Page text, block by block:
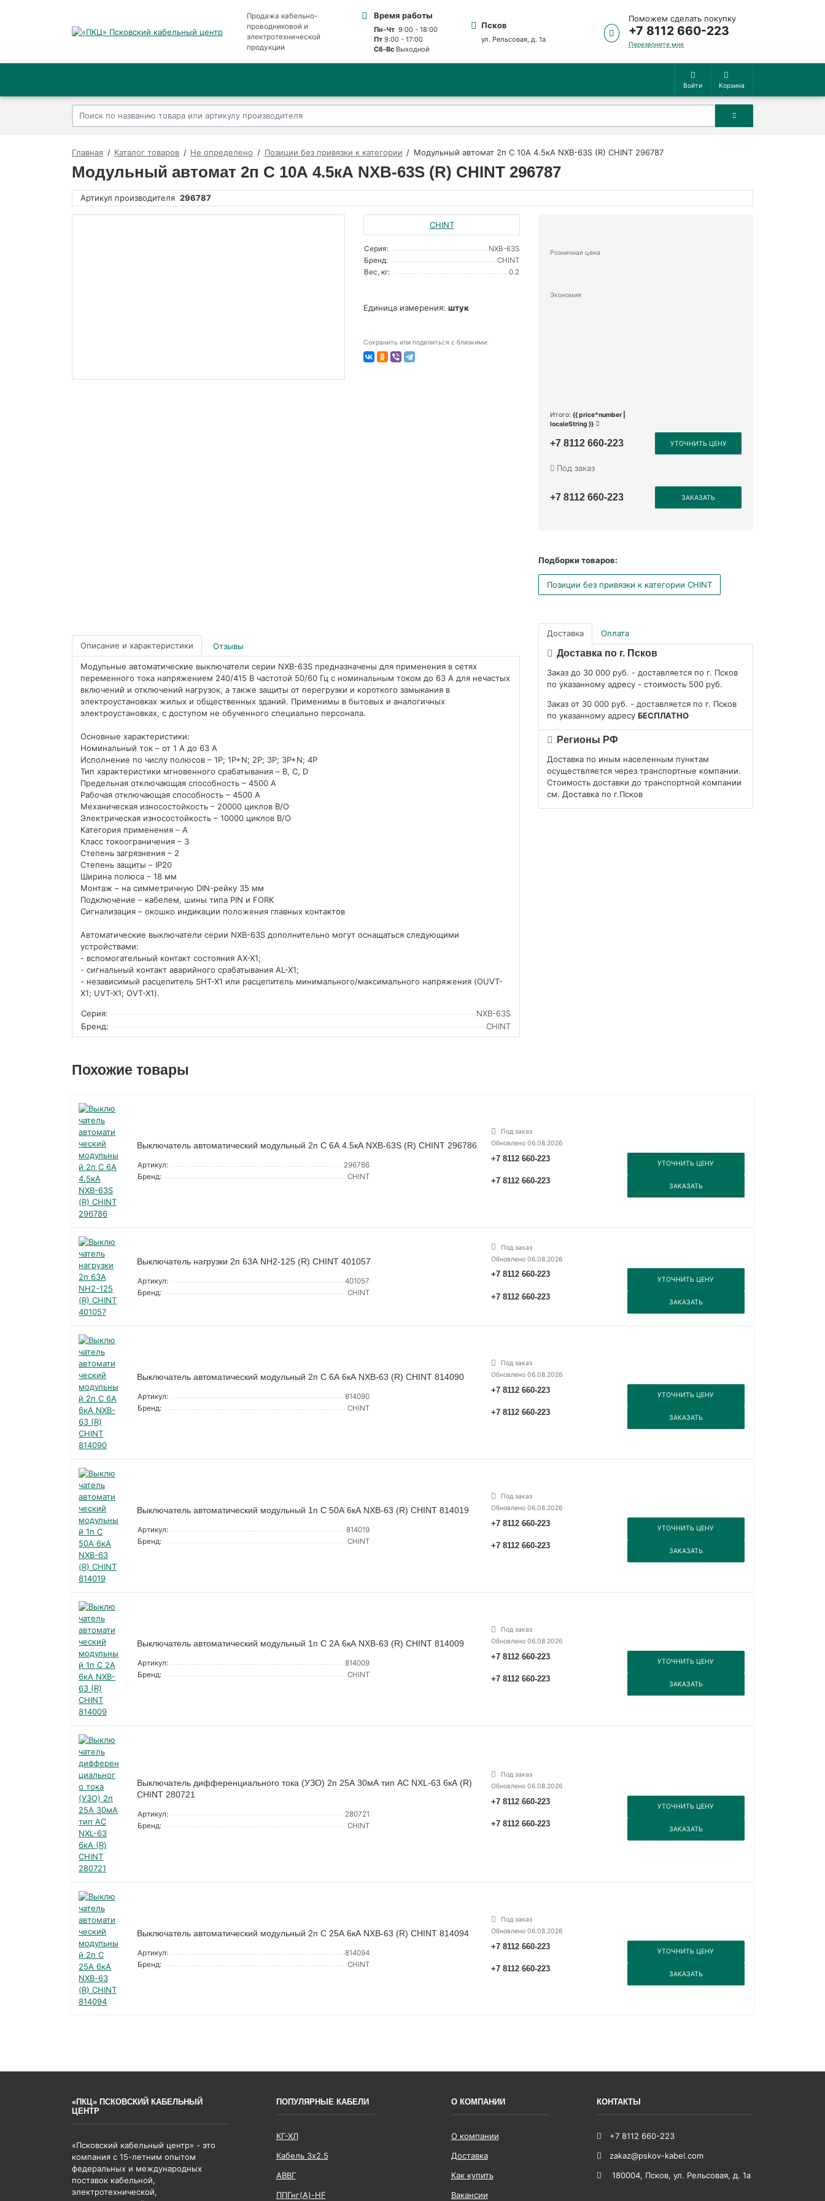
Продажа кабельно-
проводниковой и
электротехнической
продукции
Время работы
Пн-Чт9:00 - 18:00
Пт9:00 - 17:00
Сб-ВсВыходной
Псков
ул. Рельсовая, д. 1а
Поможем сделать покупку
+7 8112 660-223
Перезвоните мне
Войти Корзина
Главная Каталог товаров Не определено Позиции без привязки к категории Модульный автомат 2п C 10А 4.5кА NXB-63S (R) CHINT 296787
Модульный автомат 2п C 10А 4.5кА NXB-63S (R) CHINT 296787
Артикул производителя 296787
CHINT
Серия:
NXB-63S
Бренд:
CHINT
Вес, кг:
0.2
Единица измерения: штук
Сохранить или поделиться с близкими:
Розничная цена
Экономия
Итого: {{ price*number |
localeString }}
+7 8112 660-223 УТОЧНИТЬ ЦЕНУ
Под заказ
+7 8112 660-223 ЗАКАЗАТЬ
Подборки товаров:
Позиции без привязки к категории CHINT
Доставка Оплата
Доставка по г. Псков
Заказ до 30 000 руб. - доставляется по г. Псков
по указанному адресу - стоимость 500 руб.
Заказ от 30 000 руб. - доставляется по г. Псков
по указанному адресу БЕСПЛАТНО
Регионы РФ
Доставка по иным населенным пунктам
осуществляется через транспортные компании.
Стоимость доставки до транспортной компании
см. Доставка по г.Псков
Описание и характеристики Отзывы
Модульные автоматические выключатели серии NXB-63S предназначены для применения в сетях
переменного тока напряжением 240/415 В частотой 50/60 Гц с номинальным током до 63 А для нечастых
включений и отключений нагрузок, а также защиты от перегрузки и короткого замыкания в
электроустановках жилых и общественных зданий. Применимы в бытовых и аналогичных
электроустановках, с доступом не обученного специально персонала.
Основные характеристики:
Номинальный ток – от 1 А до 63 А
Исполнение по числу полюсов – 1P; 1P+N; 2P; 3P; 3P+N; 4P
Тип характеристики мгновенного срабатывания – B, C, D
Предельная отключающая способность – 4500 А
Рабочая отключающая способность – 4500 А
Механическая износостойкость – 20000 циклов В/О
Электрическая износостойкость – 10000 циклов В/О
Категория применения – A
Класс токоограничения – 3
Степень загрязнения – 2
Степень защиты – IP20
Ширина полюса – 18 мм
Монтаж – на симметричную DIN-рейку 35 мм
Подключение – кабелем, шины типа PIN и FORK
Сигнализация – окошко индикации положения главных контактов
Автоматические выключатели серии NXB-63S дополнительно могут оснащаться следующими
устройствами:
- вспомогательный контакт состояния AX-X1;
- сигнальный контакт аварийного срабатывания AL-X1;
- независимый расцепитель SHT-X1 или расцепитель минимального/максимального напряжения (OUVT-
X1; UVT-X1; OVT-X1).
Серия:
NXB-63S
Бренд:
CHINT
Похожие товары
Выключатель автоматический модульный 2п C 6А 4.5кА NXB-63S (R) CHINT 296786
Артикул:
296786
Бренд:
CHINT
Под заказ
Обновлено 06.08.2026
+7 8112 660-223
УТОЧНИТЬ ЦЕНУ
+7 8112 660-223
ЗАКАЗАТЬ
Выключатель нагрузки 2п 63А NH2-125 (R) CHINT 401057
Артикул:
401057
Бренд:
CHINT
Под заказ
Обновлено 06.08.2026
+7 8112 660-223
УТОЧНИТЬ ЦЕНУ
+7 8112 660-223
ЗАКАЗАТЬ
Выключатель автоматический модульный 2п C 6А 6кА NXB-63 (R) CHINT 814090
Артикул:
814090
Бренд:
CHINT
Под заказ
Обновлено 06.08.2026
+7 8112 660-223
УТОЧНИТЬ ЦЕНУ
+7 8112 660-223
ЗАКАЗАТЬ
Выключатель автоматический модульный 1п C 50А 6кА NXB-63 (R) CHINT 814019
Артикул:
814019
Бренд:
CHINT
Под заказ
Обновлено 06.08.2026
+7 8112 660-223
УТОЧНИТЬ ЦЕНУ
+7 8112 660-223
ЗАКАЗАТЬ
Выключатель автоматический модульный 1п C 2А 6кА NXB-63 (R) CHINT 814009
Артикул:
814009
Бренд:
CHINT
Под заказ
Обновлено 06.08.2026
+7 8112 660-223
УТОЧНИТЬ ЦЕНУ
+7 8112 660-223
ЗАКАЗАТЬ
Выключатель дифференциального тока (УЗО) 2п 25А 30мА тип AC NXL-63 6кА (R)
CHINT 280721
Артикул:
280721
Бренд:
CHINT
Под заказ
Обновлено 06.08.2026
+7 8112 660-223
УТОЧНИТЬ ЦЕНУ
+7 8112 660-223
ЗАКАЗАТЬ
Выключатель автоматический модульный 2п C 25А 6кА NXB-63 (R) CHINT 814094
Артикул:
814094
Бренд:
CHINT
Под заказ
Обновлено 06.08.2026
+7 8112 660-223
УТОЧНИТЬ ЦЕНУ
+7 8112 660-223
ЗАКАЗАТЬ
«ПКЦ» ПСКОВСКИЙ КАБЕЛЬНЫЙ
ЦЕНТР
«Псковский кабельный центр» - это
компания с 15-летним опытом
федеральных и международных
поставок кабельной,
электротехнической,
ПОПУЛЯРНЫЕ КАБЕЛИ
КГ-ХЛ
Кабель 3x2.5
АВВГ
ППГнг(А)-HF
О КОМПАНИИ
О компании
Доставка
Как купить
Вакансии
КОНТАКТЫ
+7 8112 660-223
zakaz@pskov-kabel.com
180004, Псков, ул. Рельсовая, д. 1а